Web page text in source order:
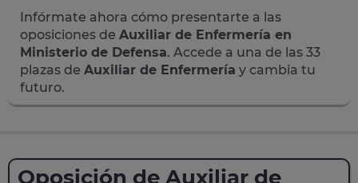
Infórmate ahora cómo presentarte a las
oposiciones de Auxiliar de Enfermería en
Ministerio de Defensa. Accede a una de las 33
plazas de Auxiliar de Enfermería y cambia tu
futuro.
Oposición de Auxiliar de